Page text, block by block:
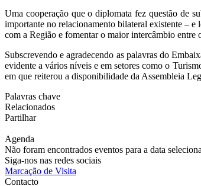
Uma cooperação que o diplomata fez questão de
importante no relacionamento bilateral existente – e
com a Região e fomentar o maior intercâmbio entre
Subscrevendo e agradecendo as palavras do
evidente a vários níveis e em setores como o
em que reiterou a disponibilidade da Assembleia
Palavras chave
Relacionados
Partilhar
Agenda
Não foram encontrados eventos para a data
Siga-nos nas redes sociais
Marcação de Visita
Contacto